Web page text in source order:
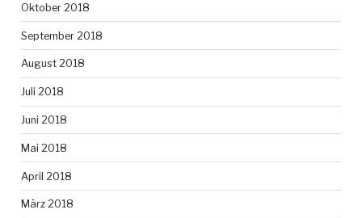
Oktober 2018
September 2018
August 2018
Juli 2018
Juni 2018
Mai 2018
April 2018
März 2018